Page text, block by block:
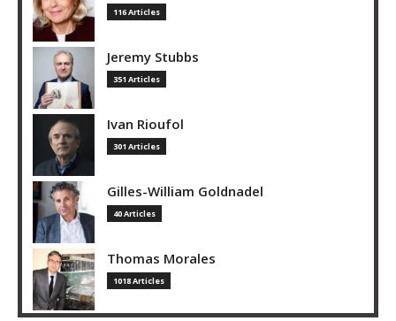
116 Articles
Jeremy Stubbs
351 Articles
Ivan Rioufol
301 Articles
Gilles-William Goldnadel
40 Articles
Thomas Morales
1018 Articles